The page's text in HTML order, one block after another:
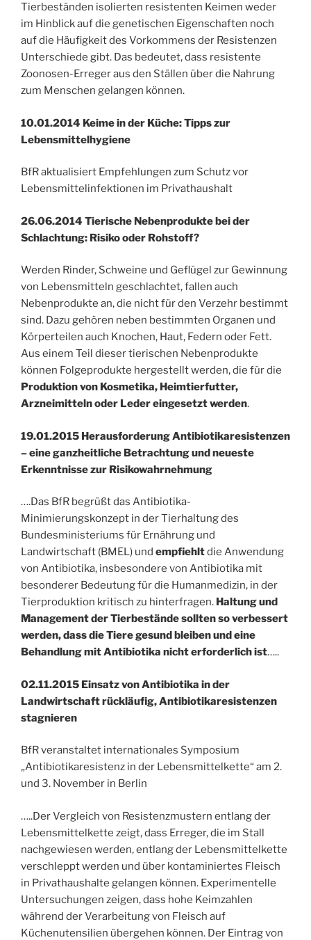
Tierbeständen isolierten resistenten Keimen weder
im Hinblick auf die genetischen Eigenschaften noch
auf die Häufigkeit des Vorkommens der Resistenzen
Unterschiede gibt. Das bedeutet, dass resistente
Zoonosen-Erreger aus den Ställen über die Nahrung
zum Menschen gelangen können.
10.01.2014 Keime in der Küche: Tipps zur
Lebensmittelhygiene
BfR aktualisiert Empfehlungen zum Schutz vor
Lebensmittelinfektionen im Privathaushalt
26.06.2014 Tierische Nebenprodukte bei der
Schlachtung: Risiko oder Rohstoff?
Werden Rinder, Schweine und Geflügel zur Gewinnung
von Lebensmitteln geschlachtet, fallen auch
Nebenprodukte an, die nicht für den Verzehr bestimmt
sind. Dazu gehören neben bestimmten Organen und
Körperteilen auch Knochen, Haut, Federn oder Fett.
Aus einem Teil dieser tierischen Nebenprodukte
können Folgeprodukte hergestellt werden, die für die
Produktion von Kosmetika, Heimtierfutter,
Arzneimitteln oder Leder eingesetzt werden.
19.01.2015 Herausforderung Antibiotikaresistenzen
– eine ganzheitliche Betrachtung und neueste
Erkenntnisse zur Risikowahrnehmung
….Das BfR begrüßt das Antibiotika-
Minimierungskonzept in der Tierhaltung des
Bundesministeriums für Ernährung und
Landwirtschaft (BMEL) und empfiehltdie Anwendung
von Antibiotika, insbesondere von Antibiotika mit
besonderer Bedeutung für die Humanmedizin, in der
Tierproduktion kritisch zu hinterfragen. Haltung und
Management der Tierbestände sollten so verbessert
werden, dass die Tiere gesund bleiben und eine
Behandlung mit Antibiotika nicht erforderlich ist…..
02.11.2015 Einsatz von Antibiotika in der
Landwirtschaft rückläufig, Antibiotikaresistenzen
stagnieren
BfR veranstaltet internationales Symposium
„Antibiotikaresistenz in der Lebensmittelkette“ am 2.
und 3. November in Berlin
…..Der Vergleich von Resistenzmustern entlang der
Lebensmittelkette zeigt, dass Erreger, die im Stall
nachgewiesen werden, entlang der Lebensmittelkette
verschleppt werden und über kontaminiertes Fleisch
in Privathaushalte gelangen können. Experimentelle
Untersuchungen zeigen, dass hohe Keimzahlen
während der Verarbeitung von Fleisch auf
Küchenutensilien übergehen können. Der Eintrag von